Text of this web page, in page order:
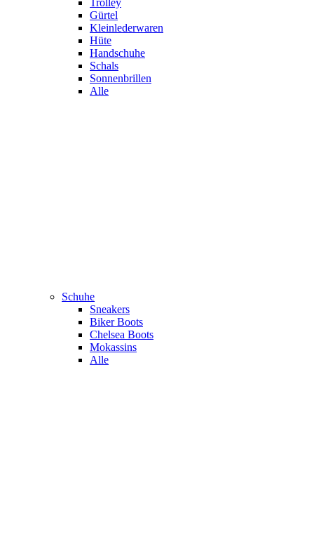
Trolley
Gürtel
Kleinlederwaren
Hüte
Handschuhe
Schals
Sonnenbrillen
Alle
Schuhe
Sneakers
Biker Boots
Chelsea Boots
Mokassins
Alle